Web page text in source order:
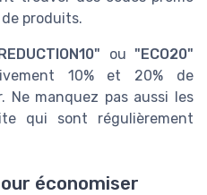
produits.
ou"ECO20"
10% et 20% de
Ne manquez pas aussi les
qui sont régulièrement
économiser